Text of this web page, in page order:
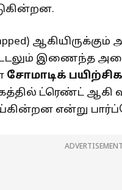
இணைந்த
சோமாடிக்
ட்ரெண்ட் ஆகி
என்று
ADVERTISEMENT